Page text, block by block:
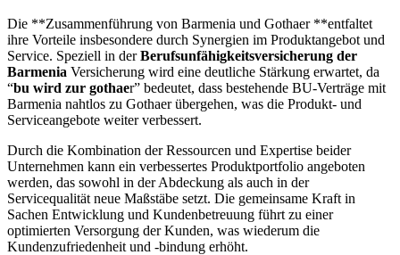
Die **Zusammenführung von Barmenia und Gothaer **entfaltet
ihre Vorteile insbesondere durch Synergien im Produktangebot und
Service. Speziell in derBerufsunfähigkeitsversicherung der
Barmenia Versicherung wird eine deutliche Stärkung erwartet, da
“bu wird zur gothaer” bedeutet, dass bestehende BU-Verträge mit
Barmenia nahtlos zu Gothaer übergehen, was die Produkt- und
Serviceangebote weiter verbessert.
Durch die Kombination der Ressourcen und Expertise beider
Unternehmen kann ein verbessertes Produktportfolio angeboten
werden, das sowohl in der Abdeckung als auch in der
Servicequalität neue Maßstäbe setzt. Die gemeinsame Kraft in
Sachen Entwicklung und Kundenbetreuung führt zu einer
optimierten Versorgung der Kunden, was wiederum die
Kundenzufriedenheit und -bindung erhöht.